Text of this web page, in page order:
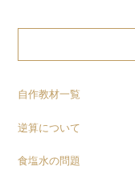
自作教材一覧
逆算について
食塩水の問題